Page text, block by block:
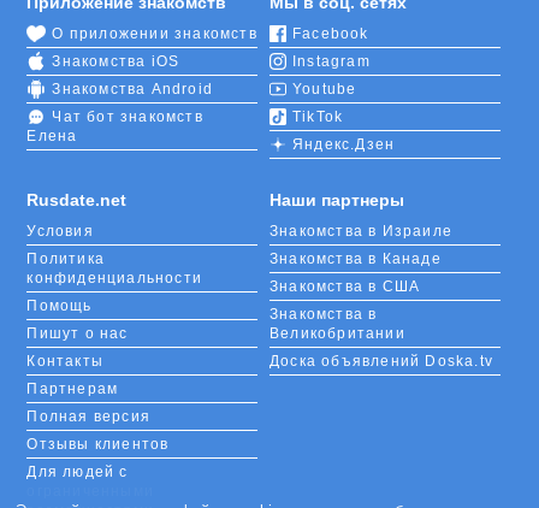
Rusdate.net
Условия
Политика
конфиденциальности
Помощь
Пишут о нас
Контакты
Партнерам
Полная версия
Отзывы клиентов
Для людей с
О приложении знакомств
Знакомства iOS
Знакомства Android
Чат бот знакомств
Елена
Facebook
Instagram
Youtube
TikTok
Яндекс.Дзен
Наши партнеры
Знакомства в Израиле
Знакомства в Канаде
Знакомства в США
Знакомства в
Великобритании
Доска объявлений Doska.tv